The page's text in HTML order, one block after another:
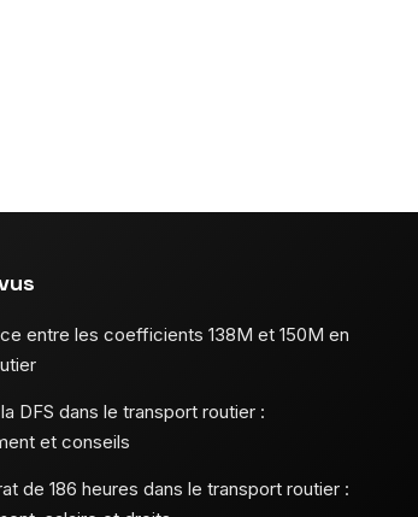
entre les coefficients 138M et 150M en
DFS dans le transport routier :
et conseils
de 186 heures dans le transport routier :